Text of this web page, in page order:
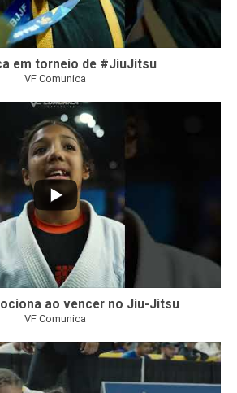
em torneio de #JiuJitsu
VF Comunica
ao vencer no Jiu-Jitsu
VF Comunica
...